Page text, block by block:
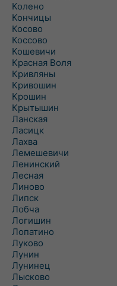
Колено
Кончицы
Косово
Коссово
Кошевичи
Красная Воля
Кривляны
Кривошин
Крошин
Крытышин
Ланская
Ласицк
Лахва
Лемешевичи
Ленинский
Лесная
Линово
Липск
Лобча
Логишин
Лопатино
Луково
Лунин
Лунинец
Лысково